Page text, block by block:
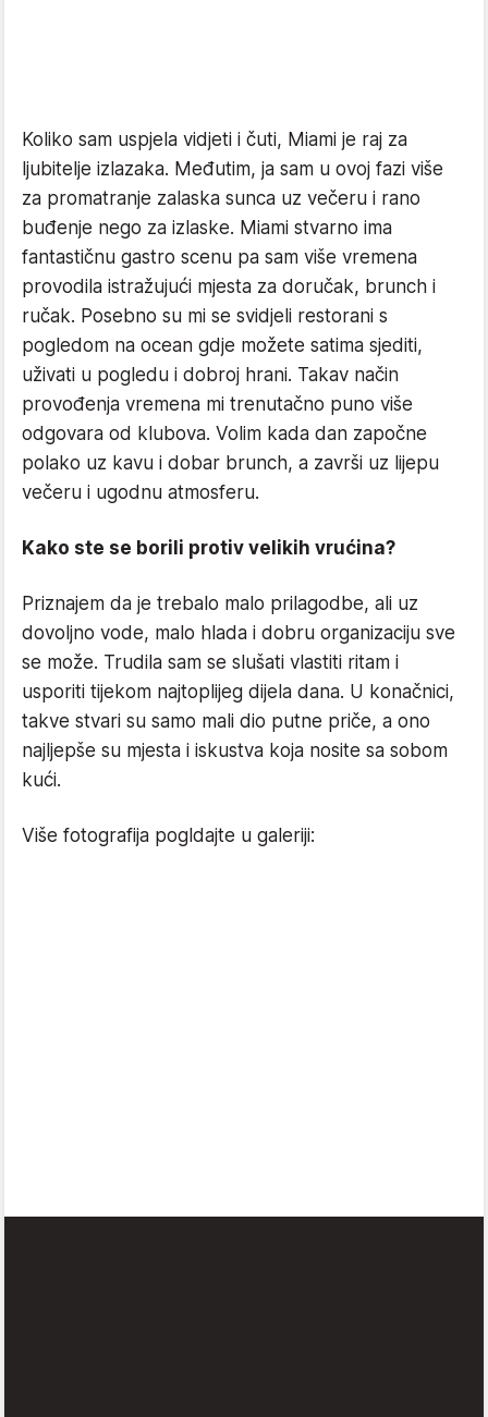
Koliko sam uspjela vidjeti i čuti, Miami je raj za
ljubitelje izlazaka. Međutim, ja sam u ovoj fazi više
za promatranje zalaska sunca uz večeru i rano
buđenje nego za izlaske. Miami stvarno ima
fantastičnu gastro scenu pa sam više vremena
provodila istražujući mjesta za doručak, brunch i
ručak. Posebno su mi se svidjeli restorani s
pogledom na ocean gdje možete satima sjediti,
uživati u pogledu i dobroj hrani. Takav način
provođenja vremena mi trenutačno puno više
odgovara od klubova. Volim kada dan započne
polako uz kavu i dobar brunch, a završi uz lijepu
večeru i ugodnu atmosferu.
Kako ste se borili protiv velikih vrućina?
Priznajem da je trebalo malo prilagodbe, ali uz
dovoljno vode, malo hlada i dobru organizaciju sve
se može. Trudila sam se slušati vlastiti ritam i
usporiti tijekom najtoplijeg dijela dana. U konačnici,
takve stvari su samo mali dio putne priče, a ono
najljepše su mjesta i iskustva koja nosite sa sobom
kući.
Više fotografija pogldajte u galeriji: